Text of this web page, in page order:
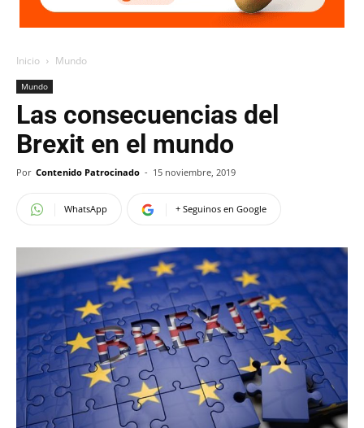
Inicio Mundo
Mundo
Las consecuencias del
Brexit en el mundo
Por Contenido Patrocinado - 15 noviembre, 2019
WhatsApp + Seguinos en Google